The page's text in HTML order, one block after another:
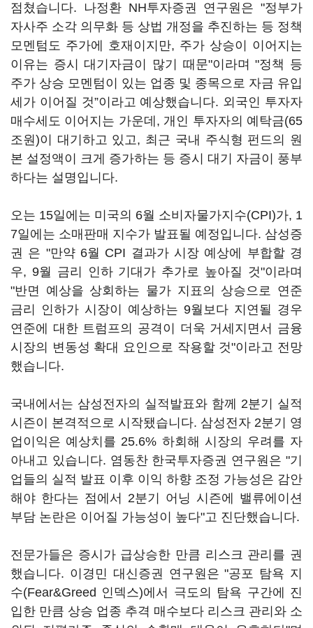
점쳤습니다. 나정환 NH투자증권 연구원은 "정부가
자사주 소각 의무화 등 상법 개정을 추진하는 등 정책
모멘텀도 주가에 호재이지만, 주가 상승이 이어지는
이유는 증시 대기자금이 많기 때문"이라며 "정책 등
주가 상승 모멘텀이 있는 업종 및 종목으로 자금 유입
세가 이어질 것”이라고 예상했습니다. 외국인 투자자
매수세도 이어지는 가운데, 개인 투자자의 예탁금(65
조원)이 대기하고 있고, 최근 국내 주식형 펀드의 원
본 설정액이 크게 증가하는 등 증시 대기 자금이 풍부
하다는 설명입니다.
오는 15일에는 미국의 6월 소비자물가지수(CPI)가, 1
7일에는 소매판매 지수가 발표될 예정입니다. 삼성증
권 은 "만약 6월 CPI 결과가 시장 예상에 부합할 경
우, 9월 금리 인하 기대가 추가로 높아질 것"이라며
"반면 예상을 상회하는 물가 지표의 상승으로 연준
금리 인하가 시장이 예상하는 9월보다 지연될 경우
연준에 대한 트럼프의 공격이 더욱 거세지면서 금융
시장의 변동성 확대 요인으로 작용할 것"이라고 전망
했습니다.
국내에서는 삼성전자의 실적발표와 함께 2분기 실적
시즌이 본격적으로 시작됐습니다. 삼성전자 2분기 영
업이익은 예상치를 25.6% 하회해 시장의 우려를 자
아내고 있습니다. 염동찬 한국투자증권 연구원은 "기
업들의 실적 발표 이후 이익 하향 조정 가능성은 감안
해야 한다는 점에서 2분기 어닝 시즌에 밸류에이션
부담 논란은 이어질 가능성이 높다"고 진단했습니다.
전문가들은 증시가 급상승한 만큼 리스크 관리를 권
했습니다. 이경민 대신증권 연구원은 "공포 탐욕 지
수(Fear&Greed 인덱스)에서 극도의 탐욕 구간에 진
입한 만큼 상승 업종 추격 매수보다 리스크 관리와 소